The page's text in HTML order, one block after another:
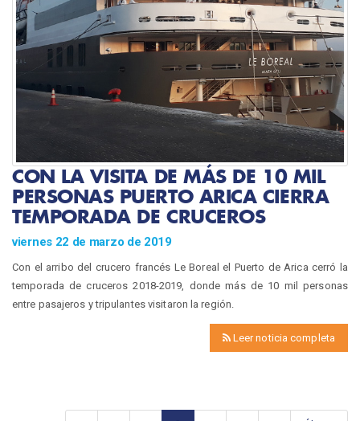
CON LA VISITA DE MÁS DE 10 MIL
PERSONAS PUERTO ARICA CIERRA
TEMPORADA DE CRUCEROS
viernes 22 de marzo de 2019
Con el arribo del crucero francés Le Boreal el Puerto de Arica cerró la
temporada de cruceros 2018-2019, donde más de 10 mil personas
entre pasajeros y tripulantes visitaron la región.
Leer noticia completa